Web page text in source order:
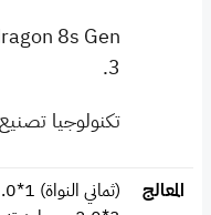
8s Gen
3.
تكنولوجيا تصنيع 4 نانومتر.
المعالج